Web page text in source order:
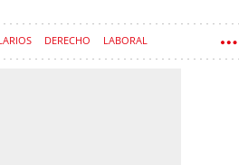
DERECHO LABORAL